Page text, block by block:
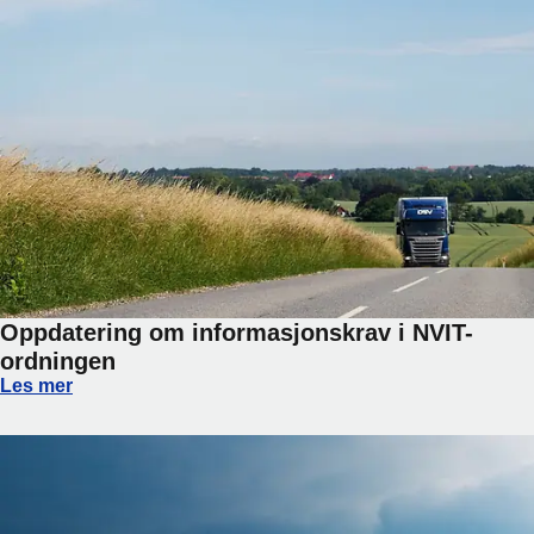
Oppdatering om informasjonskrav i NVIT-
ordningen
Oppdatering om informasjonskrav i NVIT-ordningen
Les mer